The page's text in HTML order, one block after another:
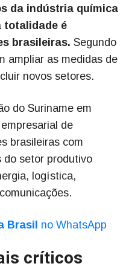
da indústria química
totalidade é
brasileiras. Segundo
ampliar as medidas de
novos setores.
do Suriname em
de
brasileiras com
do setor produtivo
logística,
Brasil no WhatsApp
críticos